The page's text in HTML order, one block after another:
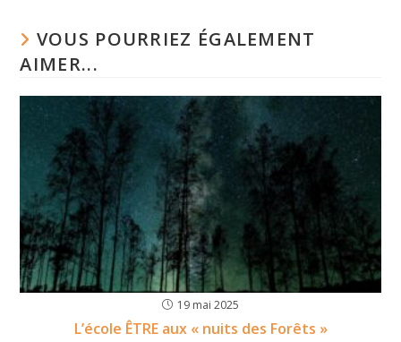
VOUS POURRIEZ ÉGALEMENT
AIMER...
19 mai 2025
L’école ÊTRE aux « nuits des Forêts »